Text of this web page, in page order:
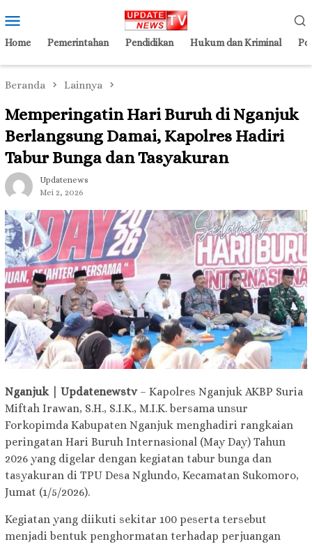
ke
kontenMobile
Home Pemerintahan Pendidikan Hukum dan Kriminal
Beranda Lainnya
Memperingatin Hari Buruh di Nganjuk
Berlangsung Damai, Kapolres Hadiri
Tabur Bunga dan Tasyakuran
Updatenews
Mei 2, 2026
Nganjuk | Updatenewstv– Kapolres Nganjuk AKBP Suria
Miftah Irawan, S.H., S.I.K., M.I.K. bersama unsur
Forkopimda Kabupaten Nganjuk menghadiri rangkaian
peringatan Hari Buruh Internasional (May Day) Tahun
2026 yang digelar dengan kegiatan tabur bunga dan
tasyakuran di TPU Desa Nglundo, Kecamatan Sukomoro,
Jumat (1/5/2026).
Kegiatan yang diikuti sekitar 100 peserta tersebut
menjadi bentuk penghormatan terhadap perjuangan